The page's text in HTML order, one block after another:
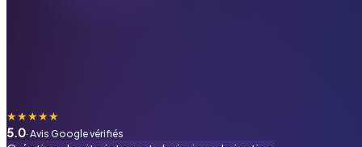
★★★★★
5.0· Avis Google vérifiés